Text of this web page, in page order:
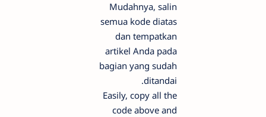
Mudahnya, salin
semua kode diatas
dan tempatkan
artikel Anda pada
bagian yang sudah
ditandai.
Easily, copy all the
code above and